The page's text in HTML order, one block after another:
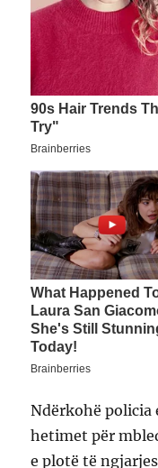
Ndërkohë
hetimet për
e plotë të